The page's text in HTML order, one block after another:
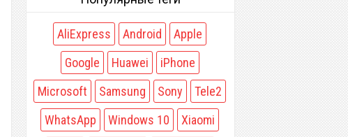
AliExpress Android
Apple
Google
Huawei
iPhone
Microsoft
Samsung Sony
Tele2
WhatsApp
Windows 10
Xiaomi